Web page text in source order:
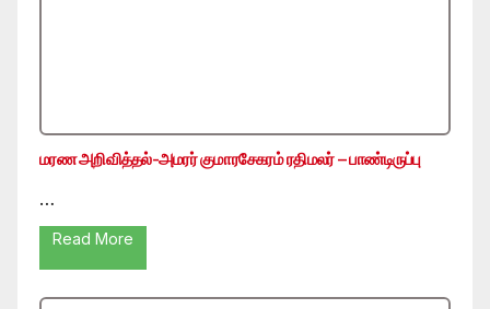
மரண அறிவித்தல்-அமரர் குமாரசேகரம் ரதிமலர் – பாண்டிருப்பு
…
Read More